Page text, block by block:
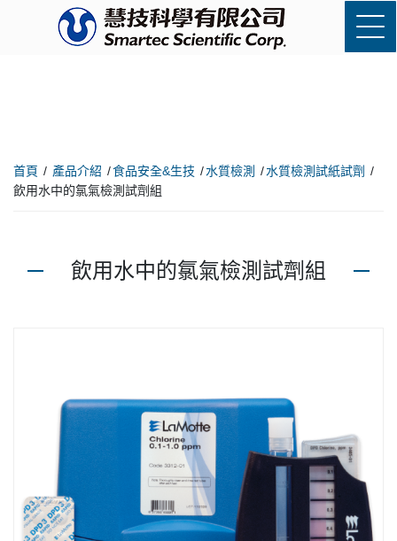
首頁 產品介紹 食品安全&生技 水質檢測
水質檢測試紙試劑
飲用水中的氯氣檢測試劑組
飲用水中的氯氣檢測試劑組